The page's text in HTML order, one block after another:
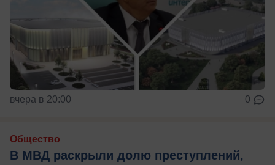
вчера в 20:00 0
Общество
В МВД раскрыли долю преступлений,